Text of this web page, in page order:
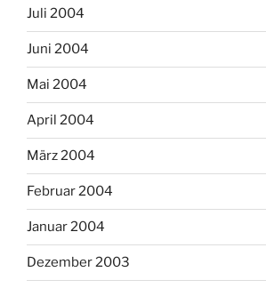
Juli 2004
Juni 2004
Mai 2004
April 2004
März 2004
Februar 2004
Januar 2004
Dezember 2003